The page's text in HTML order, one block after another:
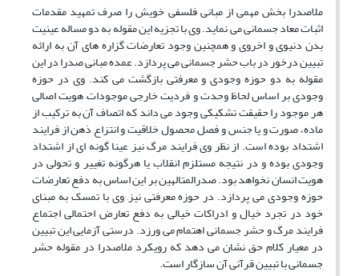
ملاصدرا بخش مهمی از مبانی فلسفی خویش را صرف تمهید مقدمات
اثبات معاد جسمانی می نماید. وی با تجزیه این مقوله به دو مساله عینیت
بدن دنیوی و اخروی و همچنین وجود تعارضات گزاره های آن, به ارائه
تبیین درخور در باب حشر جسمانی می پردازد. عمده مبانی صدرا در این
مقوله به دو حوزه وجودی و معرفتی بازگشت می کند. وی در حوزه
وجودی بر اساس لحاظ وحدت و فردیت خارجی موجودات, هویت اصالی
هر موجود را حقیقت تشکیکی وجود می داند که اتصاف آن به ترکیب از
ماده، صورت و یا جنس و فصل, محصول خلاقیت و انتزاع ذهن از فرایند
اشتداد بوده است. از نظر وی فرایند مرگ نیز عینا گونه ای از اشتداد
وجودی بوده و در نتیجه مستلزم انقلاب یا هرگونه تغییر و تحولی در
هویت انسان نخواهد بود. صدرالمتالهین بر این اساس به دفع تعارضات
حوزه وجودی می پردازد. در حوزه معرفتی نیز, وی با تمسک به مبنای
خود در تجرد خیال و ادراکات خیالی به دفع تعارض احتمالی اجتماع
فرایند مرگ و حشر جسمانی اهتمام می ورزد. درستی آزمایی این تبیین
در معیار کلام حق نشان می دهد که رویکرد ملاصدرا در مقوله حشر
جسمانی با تبیین قرآنی آن سازگار است.